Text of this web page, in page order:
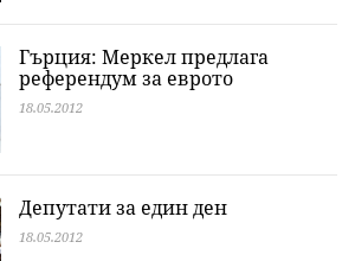
Гърция: Меркел предлага
референдум за еврото
18.05.2012
Депутати за един ден
18.05.2012